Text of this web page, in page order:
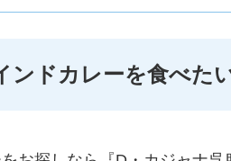
ンドカレーを食べた